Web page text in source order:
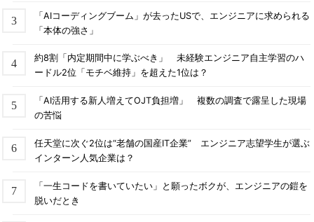
「AIコーディングブーム」が去ったUSで、エンジニアに求められる
「本体の強さ」
約8割「内定期間中に学ぶべき」 未経験エンジニア自主学習のハ
ードル2位「モチベ維持」を超えた1位は？
「AI活用する新人増えてOJT負担増」 複数の調査で露呈した現場
の苦悩
任天堂に次ぐ2位は“老舗の国産IT企業” エンジニア志望学生が選ぶ
インターン人気企業は？
「一生コードを書いていたい」と願ったボクが、エンジニアの鎧を
脱いだとき